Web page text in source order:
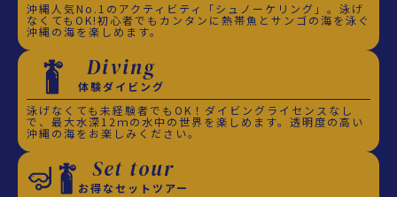
沖縄人気No.1のアクティビティ「シュノーケリング」。泳げ
なくてもOK!初心者でもカンタンに熱帯魚とサンゴの海を泳ぐ
沖縄の海を楽しめます。
Diving
体験ダイビング
泳げなくても未経験者でもOK！ダイビングライセンスなし
で、最大水深12ｍの水中の世界を楽しめます。透明度の高い
沖縄の海をお楽しみください。
Set tour
お得なセットツアー